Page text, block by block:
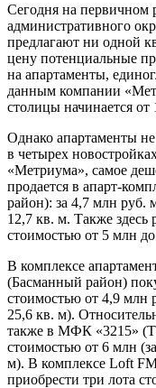
Сегодня на первичном
административного
предлагают ни одной
цену потенциальные
на апартаменты,
данным компании
столицы начинается от
Однако апартаменты
в четырех
«Метриума», самое
продается в апарт-
район): за 4,7 млн
12,7 кв. м. Также здесь
стоимостью от 5 млн
В комплексе
(Басманный район)
стоимостью от 4,9 млн
25,6 кв. м).
также в МФК «3215»
стоимостью от 6 млн
м). В комплексе Loft
приобрести три лота